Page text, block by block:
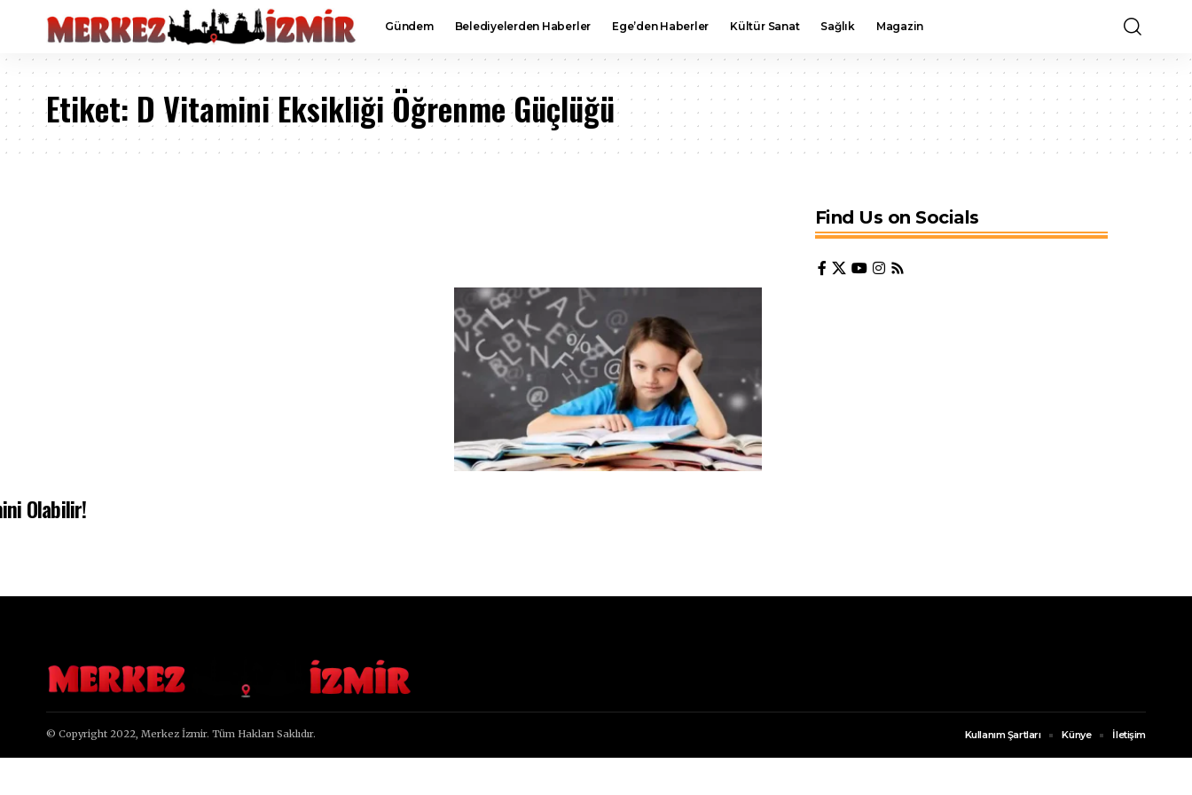
Gündem Belediyelerden Haberler Ege’den Haberler Kültür Sanat Sağlık Magazin
Etiket: D Vitamini Eksikliği Öğrenme Güçlüğü
Olabilir!
Find Us on Socials
© Copyright 2022, Merkez İzmir. Tüm Hakları Saklıdır. Kullanım Şartları Künye İletişim